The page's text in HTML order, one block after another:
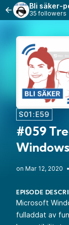
Bli säker-
35 followers
S01:E59
#059
•
EPISODE
Microsoft
fulladdat av